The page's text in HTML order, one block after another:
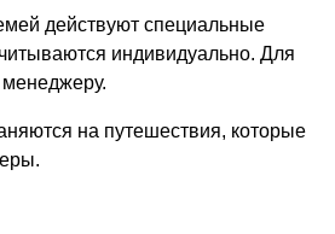
действуют специальные
индивидуально. Для
менеджеру.
на путешествия, которые